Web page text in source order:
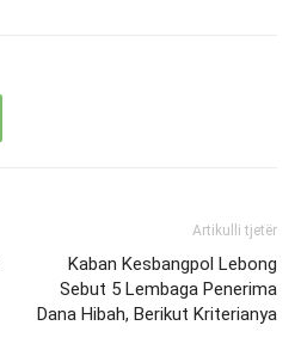
Artikulli tjetër
Kaban Kesbangpol Lebong
Sebut 5 Lembaga Penerima
Dana Hibah, Berikut Kriterianya